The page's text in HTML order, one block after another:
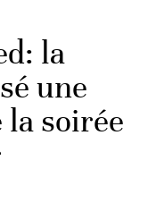
la
une
la soirée